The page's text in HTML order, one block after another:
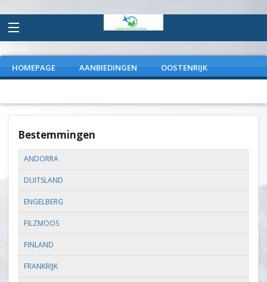
HOMEPAGE AANBIEDINGEN OOSTENRIJK
Bestemmingen
ANDORRA
DUITSLAND
ENGELBERG
FILZMOOS
FINLAND
FRANKRIJK